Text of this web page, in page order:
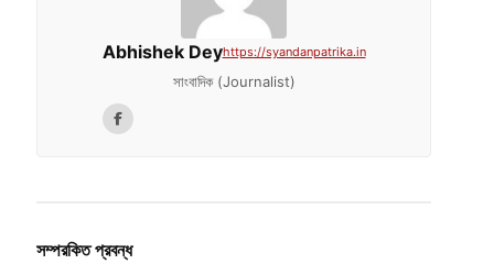
Abhishek Deyhttps://syandanpatrika.in
সাংবাদিক (Journalist)
সম্পরকিত প্রবন্ধ